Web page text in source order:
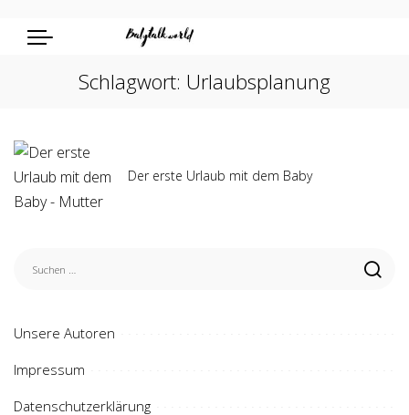
Schlagwort: Urlaubsplanung
Der erste Urlaub mit dem Baby
Unsere Autoren
Impressum
Datenschutzerklärung